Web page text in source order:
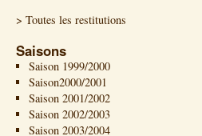
> Toutes les restitutions
Saisons
Saison 1999/2000
Saison2000/2001
Saison 2001/2002
Saison 2002/2003
Saison 2003/2004